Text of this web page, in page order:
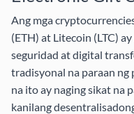
Ang mga
(ETH) at Litecoin (LTC)
seguridad at digital
tradisyonal na paraan ng
na ito ay naging sikat na
kanilang